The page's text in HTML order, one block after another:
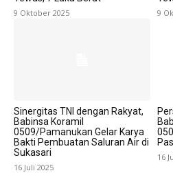
9 Oktober 2025 9
Sinergitas TNI dengan Rakyat,
Babinsa Koramil
0509/Pamanukan Gelar Karya
Bakti Pembuatan Saluran Air di
Sukasari
16 Juli 2025
16